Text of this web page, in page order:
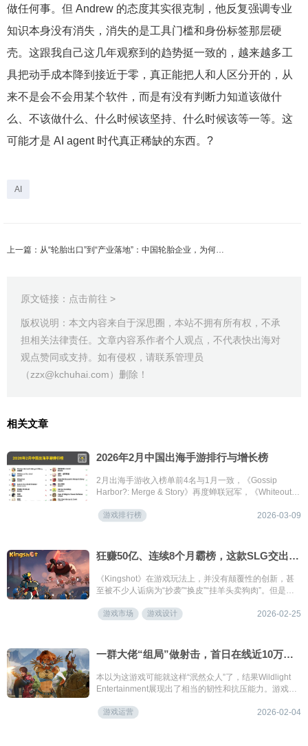
做任何事。但 Andrew 的态度其实很克制，他反复强调专业
知识本身没有消失，消失的是工具门槛和身份标签那层硬
壳。这跟我自己这几年观察到的趋势挺一致的，越来越多工
具把动手成本降到接近于零，真正能把人和人区分开的，从
来不是会不会用某个软件，而是有没有判断力知道该做什
么、不该做什么、什么时候该坚持、什么时候该等一等。这
可能才是 AI agent 时代真正稀缺的东西。?
AI
上一篇：从“轮胎出口”到“产业落地”：中国轮胎企业，为何正在重新审视非洲？
原文链接： 点击前往 >
版权说明：本文内容来自于深思圈，本站不拥有所有权，不承
担相关法律责任。文章内容系作者个人观点，不代表快出海对
观点赞同或支持。如有侵权，请联系管理员
（zzx@kchuhai.com）删除！
相关文章
2026年2月中国出海手游排行与增长榜
2月出海手游收入榜单前4名与1月一致，《Gossip
Harbor?: Merge & Story》再度蝉联冠军，《Whiteout
出海榜；《Tasty Travels: Merge Game》出海收入再创
道》与《偶像梦幻祭2》重回榜单。本期榜单中，二次元
产品共计11款。
游戏排行榜 2026-03-09
狂赚50亿、连续8个月霸榜，这款SLG交出了上线一年的答卷
《Kingshot》在游戏玩法上，并没有颠覆性的创新，甚
至被不少人诟病为“抄袭”“换皮”“挂羊头卖狗肉”。但是仔
式设计：外层是吸引眼球的塔防RPG，中层是承接与过
游戏市场 游戏设计 2026-02-25
一群大佬“组局”做射击，首日在线近10万却挨喷，火速更新口碑逆转？
本以为这游戏可能就这样“泯然众人”了，结果Wildlight
Entertainment展现出了相当的韧性和抗压能力。游戏周
式，一周之内更是推了三次更新，算是快速对玩家的反
游戏运营 2026-02-04